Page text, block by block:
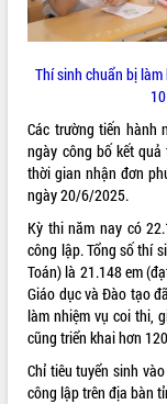
VIDEO
Loading the player...
Thí sinh chuẩn bị
Các trường tiến hành
ngày công bố kết
thời gian nhận đơn
ngày 20/6/2025.
Kỳ thi năm nay có
công lập. Tổng số thí
Toán) là 21.148 em
Giáo dục và Đào tạo
làm nhiệm vụ coi thi,
cũng triển khai hơn
Chỉ tiêu tuyển sinh
công lập trên địa bàn